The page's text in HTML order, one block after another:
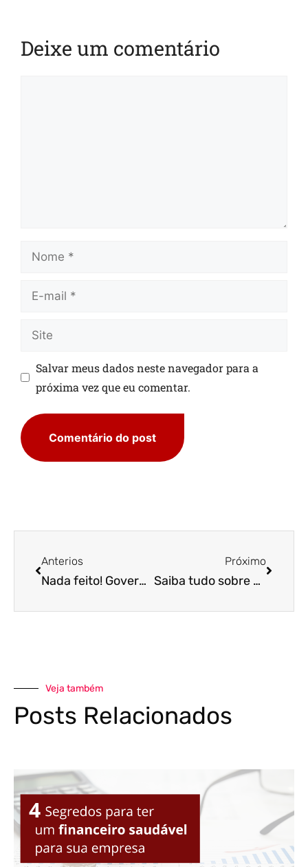
Deixe um comentário
Salvar meus dados neste navegador para a
próxima vez que eu comentar.
Anterios
Nada feito! Governo anula portaria que previa estabilidade para trabalhador infectado
Próximo
Saiba tudo sobre o Nota Fiscal Fácil – App recém lançado para simplificar a emissão de documentos fiscais
Veja também
Posts Relacionados